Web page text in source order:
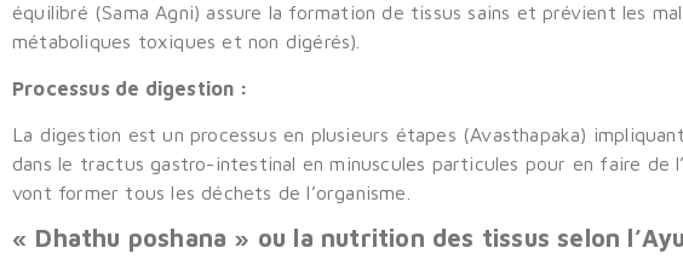
équilibré (Sama Agni) assure la formation de tissus sains et prévient les
métaboliques toxiques et non digérés).
Processus de digestion :
La digestion est un processus en plusieurs étapes (Avasthapaka)
dans le tractus gastro-intestinal en minuscules particules pour en faire
vont former tous les déchets de l’organisme.
« Dhathu poshana » ou la nutrition des tissus selon